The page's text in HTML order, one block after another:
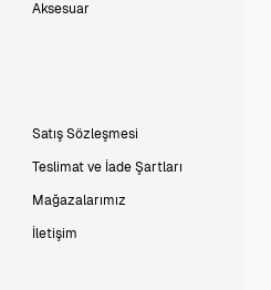
Aksesuar
Satış Sözleşmesi
Teslimat ve İade Şartları
Mağazalarımız
İletişim